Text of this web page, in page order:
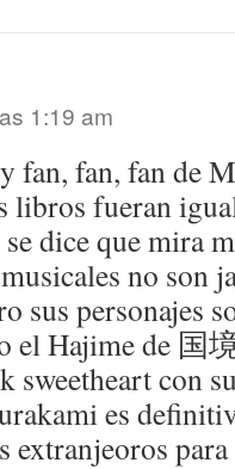
1:19 am
fan, fan, fan de
libros fueran
dice que mira
no son
sus personajes
el Hajime de
sweetheart con
es
extranjeoros